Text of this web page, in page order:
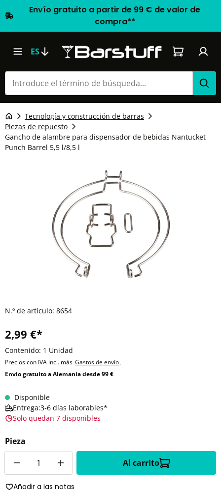
Envío gratuito a partir de 99 € de valor de
compra**
ES El carrito
Tecnología y construcción de barras
Piezas de repuesto
Gancho de alambre para dispensador de bebidas Nantucket
Punch Barrel 5,5 l/8,5 l
N.º de artículo: 8654
2,99 €*
Contenido: 1 Unidad
Precios con IVA incl. más Gastos de envío,
Envío gratuito a Alemania desde 99 €
Disponible
Entrega:3-6 días laborables*
Solo quedan 7 disponibles
Pieza
Al carrito
Añadir a las notas